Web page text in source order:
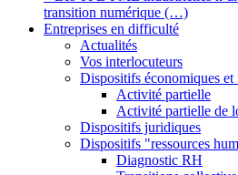
transition numérique (…)
Entreprises en difficulté
Actualités
Vos interlocuteurs
Dispositifs économiques et
Activité partielle
Activité partielle de
Dispositifs juridiques
Dispositifs "ressources
Diagnostic RH